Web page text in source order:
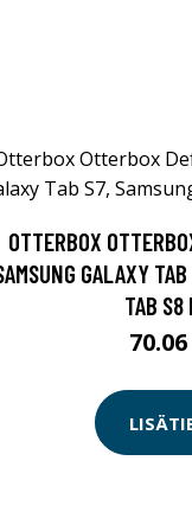
OTTERBOX
GALAXY
TAB S8